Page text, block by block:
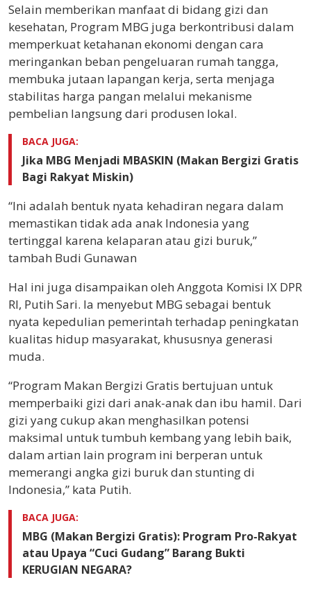
Selain memberikan manfaat di bidang gizi dan
kesehatan, Program MBG juga berkontribusi dalam
memperkuat ketahanan ekonomi dengan cara
meringankan beban pengeluaran rumah tangga,
membuka jutaan lapangan kerja, serta menjaga
stabilitas harga pangan melalui mekanisme
pembelian langsung dari produsen lokal.
BACA JUGA:
Jika MBG Menjadi MBASKIN (Makan Bergizi Gratis
Bagi Rakyat Miskin)
“Ini adalah bentuk nyata kehadiran negara dalam
memastikan tidak ada anak Indonesia yang
tertinggal karena kelaparan atau gizi buruk,”
tambah Budi Gunawan
Hal ini juga disampaikan oleh Anggota Komisi IX DPR
RI, Putih Sari. Ia menyebut MBG sebagai bentuk
nyata kepedulian pemerintah terhadap peningkatan
kualitas hidup masyarakat, khususnya generasi
muda.
“Program Makan Bergizi Gratis bertujuan untuk
memperbaiki gizi dari anak-anak dan ibu hamil. Dari
gizi yang cukup akan menghasilkan potensi
maksimal untuk tumbuh kembang yang lebih baik,
dalam artian lain program ini berperan untuk
memerangi angka gizi buruk dan stunting di
Indonesia,” kata Putih.
BACA JUGA:
MBG (Makan Bergizi Gratis): Program Pro-Rakyat
atau Upaya “Cuci Gudang” Barang Bukti
KERUGIAN NEGARA?